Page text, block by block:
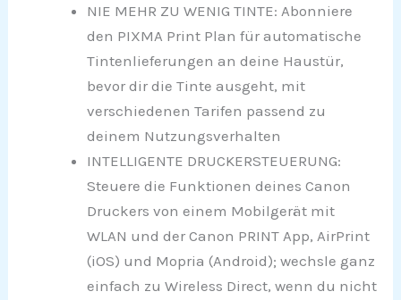
NIE MEHR ZU WENIG TINTE: Abonniere
den PIXMA Print Plan für automatische
Tintenlieferungen an deine Haustür,
bevor dir die Tinte ausgeht, mit
verschiedenen Tarifen passend zu
deinem Nutzungsverhalten
INTELLIGENTE DRUCKERSTEUERUNG:
Steuere die Funktionen deines Canon
Druckers von einem Mobilgerät mit
WLAN und der Canon PRINT App, AirPrint
(iOS) und Mopria (Android); wechsle ganz
einfach zu Wireless Direct, wenn du nicht